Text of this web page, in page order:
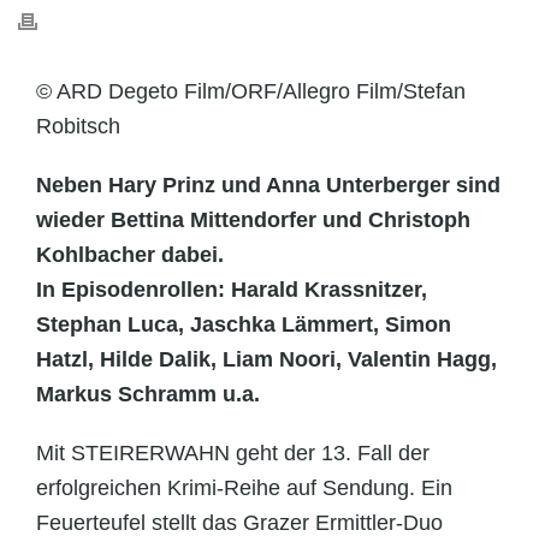
© ARD Degeto Film/ORF/Allegro Film/Stefan
Robitsch
Neben Hary Prinz und Anna Unterberger sind
wieder Bettina Mittendorfer und Christoph
Kohlbacher dabei.
In Episodenrollen: Harald Krassnitzer,
Stephan Luca, Jaschka Lämmert, Simon
Hatzl, Hilde Dalik, Liam Noori, Valentin Hagg,
Markus Schramm u.a.
Mit STEIRERWAHN geht der 13. Fall der
erfolgreichen Krimi-Reihe auf Sendung. Ein
Feuerteufel stellt das Grazer Ermittler-Duo